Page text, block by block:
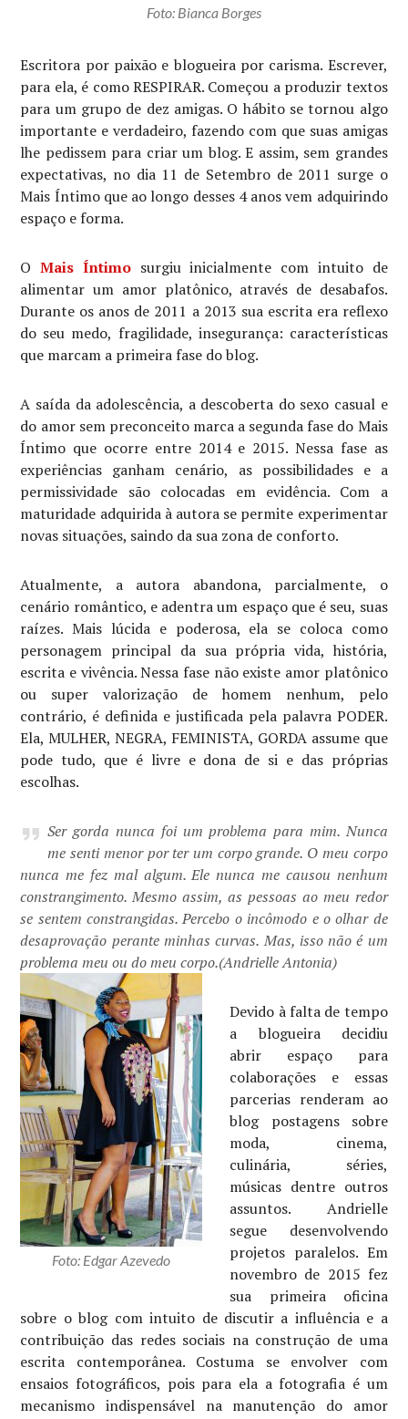
Foto: Bianca Borges
Escritora por paixão e blogueira por carisma. Escrever,
para ela, é como RESPIRAR. Começou a produzir textos
para um grupo de dez amigas. O hábito se tornou algo
importante e verdadeiro, fazendo com que suas amigas
lhe pedissem para criar um blog. E assim, sem grandes
expectativas, no dia 11 de Setembro de 2011 surge o
Mais Íntimo que ao longo desses 4 anos vem adquirindo
espaço e forma.
OMais Íntimosurgiu inicialmente com intuito de
alimentar um amor platônico, através de desabafos.
Durante os anos de 2011 a 2013 sua escrita era reflexo
do seu medo, fragilidade, insegurança: características
que marcam a primeira fase do blog.
A saída da adolescência, a descoberta do sexo casual e
do amor sem preconceito marca a segunda fase do Mais
Íntimo que ocorre entre 2014 e 2015. Nessa fase as
experiências ganham cenário, as possibilidades e a
permissividade são colocadas em evidência. Com a
maturidade adquirida à autora se permite experimentar
novas situações, saindo da sua zona de conforto.
Atualmente, a autora abandona, parcialmente, o
cenário romântico, e adentra um espaço que é seu, suas
raízes. Mais lúcida e poderosa, ela se coloca como
personagem principal da sua própria vida, história,
escrita e vivência. Nessa fase não existe amor platônico
ou super valorização de homem nenhum, pelo
contrário, é definida e justificada pela palavra PODER.
Ela, MULHER, NEGRA, FEMINISTA, GORDA assume que
pode tudo, que é livre e dona de si e das próprias
escolhas.
Ser gorda nunca foi um problema para mim. Nunca
me senti menor por ter um corpo grande. O meu corpo
nunca me fez mal algum. Ele nunca me causou nenhum
constrangimento. Mesmo assim, as pessoas ao meu redor
se sentem constrangidas. Percebo o incômodo e o olhar de
desaprovação perante minhas curvas. Mas, isso não é um
problema meu ou do meu corpo.(Andrielle Antonia)
Foto: Edgar Azevedo
Devido à falta de tempo
a blogueira decidiu
abrir espaço para
colaborações e essas
parcerias renderam ao
blog postagens sobre
moda, cinema,
culinária, séries,
músicas dentre outros
assuntos. Andrielle
segue desenvolvendo
projetos paralelos. Em
novembro de 2015 fez
sua primeira oficina
sobre o blog com intuito de discutir a influência e a
contribuição das redes sociais na construção de uma
escrita contemporânea. Costuma se envolver com
ensaios fotográficos, pois para ela a fotografia é um
mecanismo indispensável na manutenção do amor